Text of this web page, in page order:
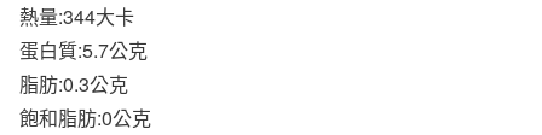
熱量:344大卡
蛋白質:5.7公克
脂肪:0.3公克
飽和脂肪:0公克